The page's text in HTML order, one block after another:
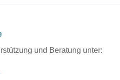
und Beratung unter: